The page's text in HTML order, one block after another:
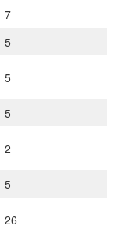
7
5
5
5
2
5
26